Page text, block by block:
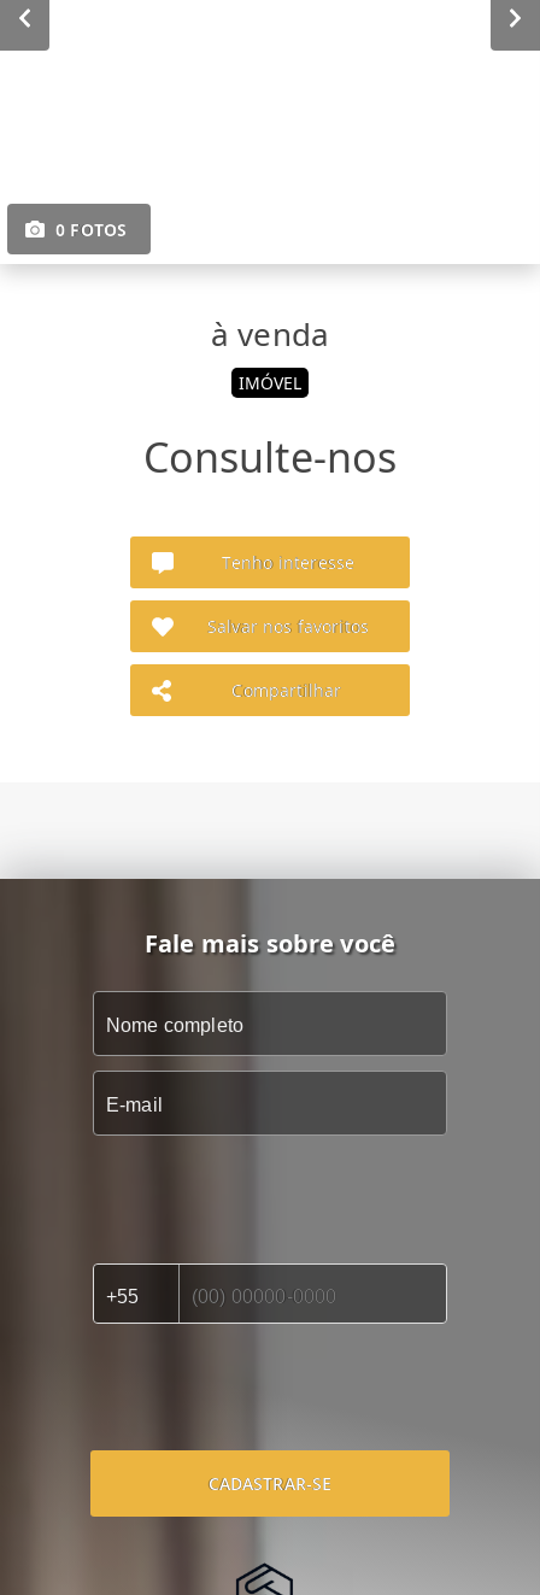
0 FOTOS
à venda
IMÓVEL
Consulte-nos
Tenho interesse
Salvar nos favoritos
Compartilhar
Fale mais sobre você
CADASTRAR-SE